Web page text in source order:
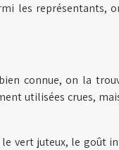
les représentants,
connue, on la
utilisées crues,
vert juteux, le goût